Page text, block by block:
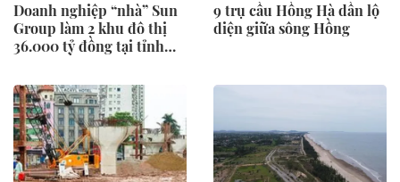
Doanh nghiệp “nhà” Sun
Group làm 2 khu đô thị
36.000 tỷ đồng tại tỉnh
9 trụ cầu Hồng Hà dần lộ
diện giữa sông Hồng